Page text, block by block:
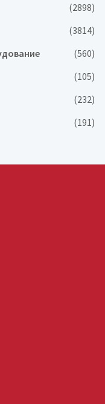
(2898)
(3814)
(560)
(105)
(232)
(191)